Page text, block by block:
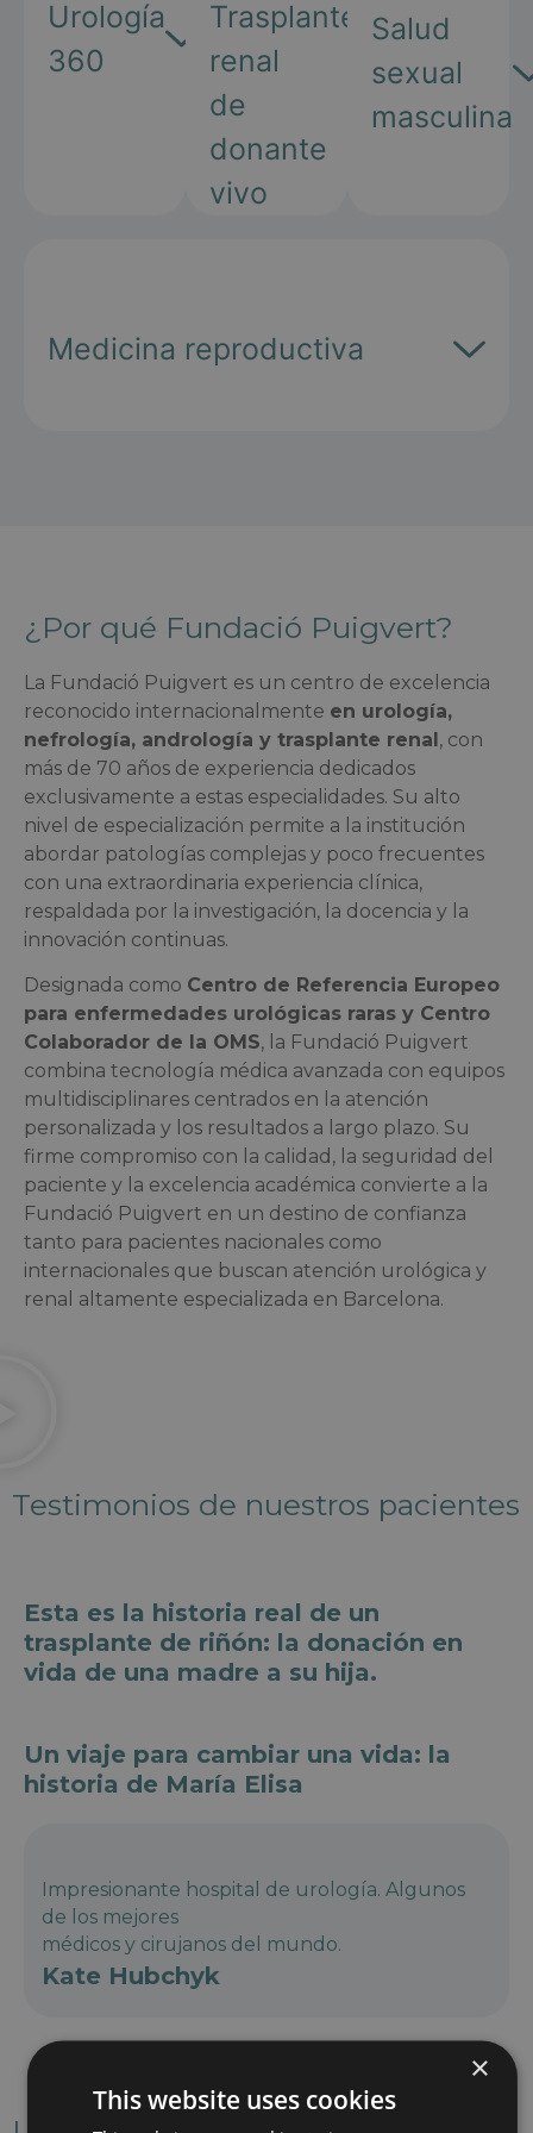
Urología
360
Trasplante
renal
de
donante
vivo
Salud
sexual
masculina
Medicina reproductiva
¿Por qué Fundació Puigvert?
La Fundació Puigvert es un centro de excelencia
reconocido internacionalmente en urología,
nefrología, andrología y trasplante renal, con
más de 70 años de experiencia dedicados
exclusivamente a estas especialidades. Su alto
nivel de especialización permite a la institución
abordar patologías complejas y poco frecuentes
con una extraordinaria experiencia clínica,
respaldada por la investigación, la docencia y la
innovación continuas.
Designada como Centro de Referencia Europeo
para enfermedades urológicas raras y Centro
Colaborador de la OMS, la Fundació Puigvert
combina tecnología médica avanzada con equipos
multidisciplinares centrados en la atención
personalizada y los resultados a largo plazo. Su
firme compromiso con la calidad, la seguridad del
paciente y la excelencia académica convierte a la
Fundació Puigvert en un destino de confianza
tanto para pacientes nacionales como
internacionales que buscan atención urológica y
renal altamente especializada en Barcelona.
Testimonios de nuestros pacientes
Esta es la historia real de un
trasplante de riñón: la donación en
vida de una madre a su hija.
Un viaje para cambiar una vida: la
historia de María Elisa
Impresionante hospital de urología. Algunos
de los mejores
médicos y cirujanos del mundo.
Kate Hubchyk
×
This website uses cookies